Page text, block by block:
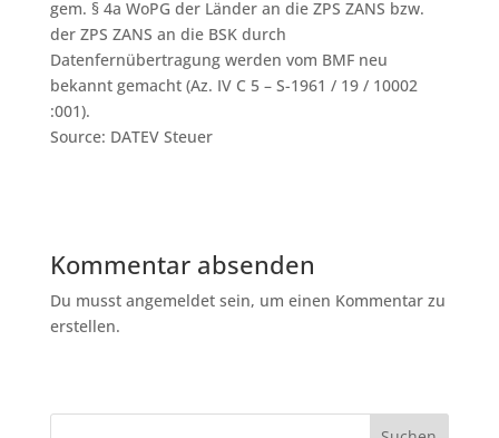
gem. § 4a WoPG der Länder an die ZPS ZANS bzw.
der ZPS ZANS an die BSK durch
Datenfernübertragung werden vom BMF neu
bekannt gemacht (Az. IV C 5 – S-1961 / 19 / 10002
:001).
Source: DATEV Steuer
Kommentar absenden
Du musst angemeldet sein, um einen Kommentar zu
erstellen.